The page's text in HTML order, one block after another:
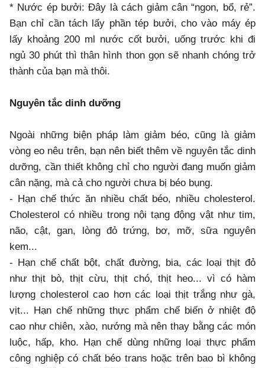
* Nước ép bưởi: Đây là cách giảm cân “ngon, bổ, rẻ”.
Bạn chỉ cần tách lấy phần tép bưởi, cho vào máy ép
lấy khoảng 200 ml nước cốt bưởi, uống trước khi đi
ngủ 30 phút thì thân hình thon gọn sẽ nhanh chóng trở
thành của bạn mà thôi.
Nguyên tắc dinh dưỡng
Ngoài những biện pháp làm giảm béo, cũng là giảm
vòng eo nêu trên, bạn nên biết thêm về nguyên tắc dinh
dưỡng, cần thiết không chỉ cho người đang muốn giảm
cân nặng, mà cả cho người chưa bị béo bụng.
- Hạn chế thức ăn nhiều chất béo, nhiều cholesterol.
Cholesterol có nhiều trong nội tạng động vật như tim,
não, cật, gan, lòng đỏ trứng, bơ, mỡ, sữa nguyên
kem...
- Hạn chế chất bột, chất đường, bia, các loại thịt đỏ
như thịt bò, thịt cừu, thịt chó, thịt heo... vì có hàm
lượng cholesterol cao hơn các loại thịt trắng như gà,
vịt... Hạn chế những thực phẩm chế biến ở nhiệt độ
cao như chiên, xào, nướng mà nên thay bằng các món
luộc, hấp, kho. Hạn chế dùng những loại thực phẩm
công nghiệp có chất béo trans hoặc trên bao bì không